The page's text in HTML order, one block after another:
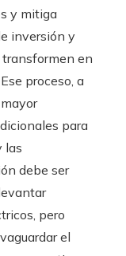
y mitiga
inversión y
en
proceso, a
para
las
debe ser
pero
el